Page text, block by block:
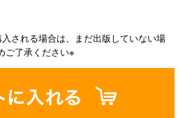
される場合は、まだ出版していない場
ご了承ください※